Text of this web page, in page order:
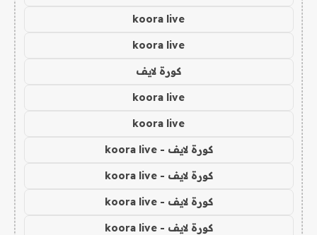
koora live
koora live
كورة لايف
koora live
koora live
كورة لايف - koora live
كورة لايف - koora live
كورة لايف - koora live
كورة لايف - koora live